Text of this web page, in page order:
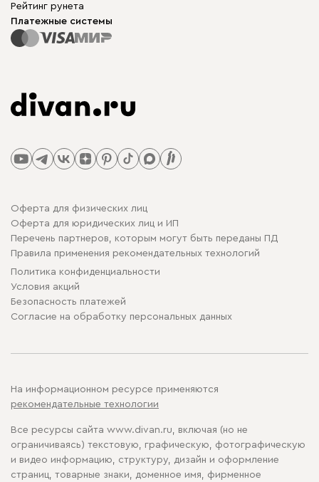
Рейтинг рунета
Платежные системы
Оферта для физических лиц
Оферта для юридических лиц и ИП
Перечень партнеров, которым могут быть переданы ПД
Правила применения рекомендательных технологий
Политика конфиденциальности
Условия акций
Безопасность платежей
Cогласие на обработку персональных данных
На информационном ресурсе применяются
рекомендательные технологии
Все ресурсы сайта www.divan.ru, включая (но не
ограничиваясь) текстовую, графическую, фотографическую
и видео информацию, структуру, дизайн и оформление
страниц, товарные знаки, доменное имя, фирменное